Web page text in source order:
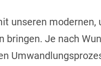
unseren
bringen. Je nach